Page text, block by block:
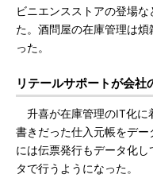
ビニエンスストアの登場
た。酒問屋の在庫管理は
った。
リテールサポートが会社
升喜が在庫管理のIT化に
書きだった仕入元帳をデ
には伝票発行もデータ化
タで行うようになった。